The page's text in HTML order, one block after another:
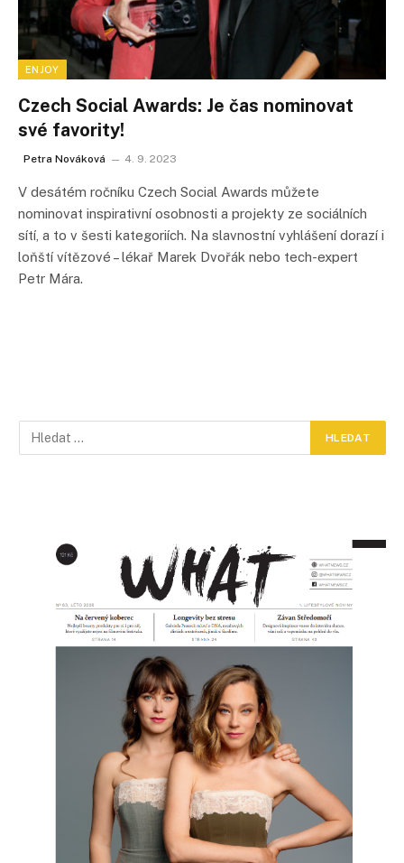
ENJOY
Czech Social Awards: Je čas nominovat
své favority!
Petra Nováková 4. 9. 2023
V desátém ročníku Czech Social Awards můžete
nominovat inspirativní osobnosti a projekty ze sociálních
sítí, a to v šesti kategoriích. Na slavnostní vyhlášení dorazí i
loňští vítězové – lékař Marek Dvořák nebo tech-expert
Petr Mára.